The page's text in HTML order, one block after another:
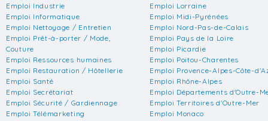
Emploi Industrie
Emploi Informatique
Emploi Nettoyage / Entretien
Emploi Prêt-à-porter / Mode,
Couture
Emploi Ressources humaines
Emploi Restauration / Hôtellerie
Emploi Santé
Emploi Secrétariat
Emploi Sécurité / Gardiennage
Emploi Télémarketing
Emploi Lorraine
Emploi Midi-Pyrénées
Emploi Nord-Pas-de-Calais
Emploi Pays de la Loire
Emploi Picardie
Emploi Poitou-Charentes
Emploi Provence-Alpes-Côte-
Emploi Rhône-Alpes
Emploi Départements d'Outre-
Emploi Territoires d'Outre-Mer
Emploi Monaco